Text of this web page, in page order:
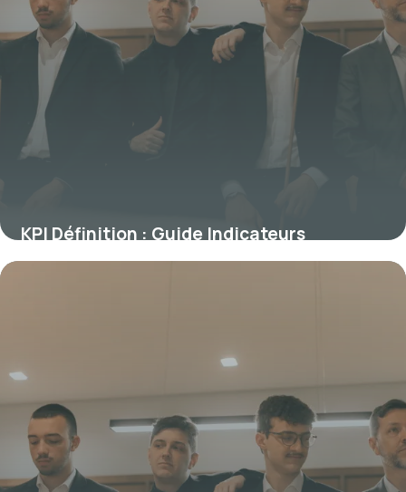
KPI Définition : Guide Indicateurs
Performance 2026